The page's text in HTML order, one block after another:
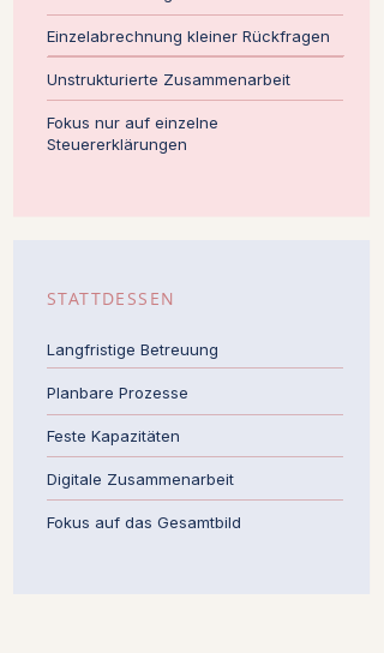
Einzelabrechnung kleiner Rückfragen
Unstrukturierte Zusammenarbeit
Fokus nur auf einzelne
Steuererklärungen
STATTDESSEN
Langfristige Betreuung
Planbare Prozesse
Feste Kapazitäten
Digitale Zusammenarbeit
Fokus auf das Gesamtbild